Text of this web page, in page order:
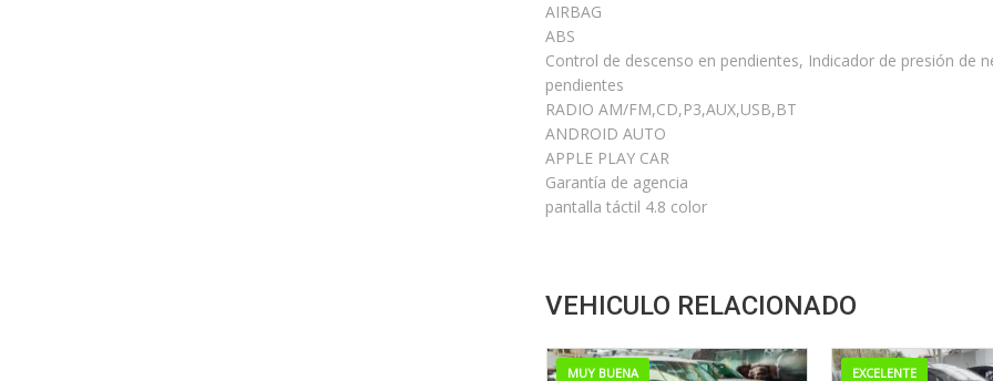
AIRBAG
ABS
Control de descenso en pendientes, Indicador de presión de
pendientes
RADIO AM/FM,CD,P3,AUX,USB,BT
ANDROID AUTO
APPLE PLAY CAR
Garantía de agencia
pantalla táctil 4.8 color
VEHICULO RELACIONADO
EXCELENTE EXCELENTE